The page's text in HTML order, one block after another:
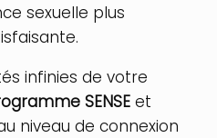
sexuelle plus
infinies de votre
SENSE et
niveau de connexion